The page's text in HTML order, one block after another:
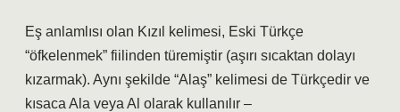
Eş anlamlısı olan Kızıl kelimesi, Eski Türkçe
“öfkelenmek” fiilinden türemiştir (aşırı sıcaktan dolayı
kızarmak). Aynı şekilde “Alaş” kelimesi de Türkçedir ve
kısaca Ala veya Al olarak kullanılır –